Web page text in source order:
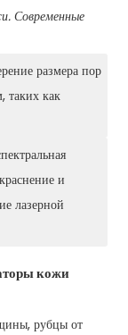
Современные
размера пор
как
и
лазерной
кожи
рубцы от